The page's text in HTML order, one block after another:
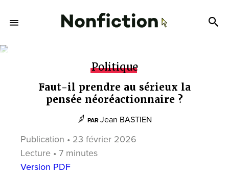
Politique
Faut-il prendre au sérieux la
pensée néoréactionnaire ?
PAR Jean BASTIEN
Publication • 23 février 2026
Lecture • 7 minutes
Version PDF